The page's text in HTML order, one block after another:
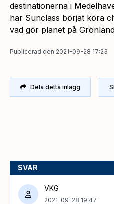
destinationerna i
har Sunclass börjat köra
vad gör planet på
Publicerad den 2021-09-28 17:23
Dela detta inlägg
SVAR
VKG
2021-09-28 19:47